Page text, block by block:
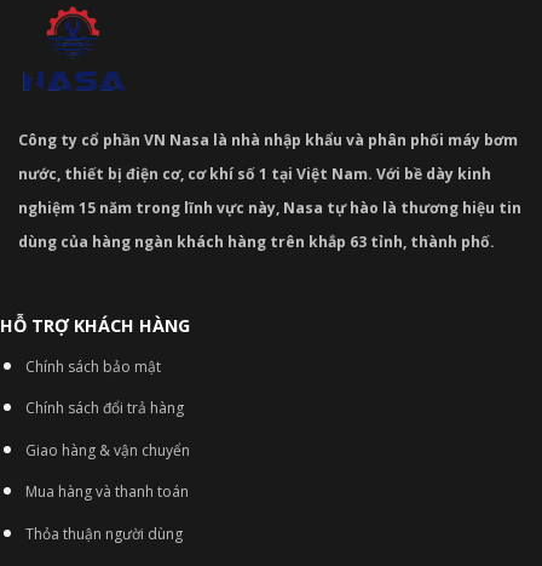
Công ty cổ phần VN Nasa là nhà nhập khẩu và phân phối máy bơm
nước, thiết bị điện cơ, cơ khí số 1 tại Việt Nam. Với bề dày kinh
nghiệm 15 năm trong lĩnh vực này, Nasa tự hào là thương hiệu tin
dùng của hàng ngàn khách hàng trên khắp 63 tỉnh, thành phố.
HỖ TRỢ KHÁCH HÀNG
Chính sách bảo mật
Chính sách đổi trả hàng
Giao hàng & vận chuyển
Mua hàng và thanh toán
Thỏa thuận người dùng